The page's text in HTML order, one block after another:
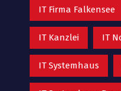
IT Firma Falkensee
IT Kanzlei IT
IT Systemhaus